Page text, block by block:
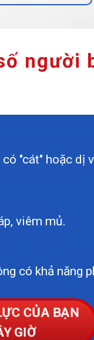
người
"cát" hoặc dị
viêm mủ.
có khả năng
CỦA BẠN
GIỜ